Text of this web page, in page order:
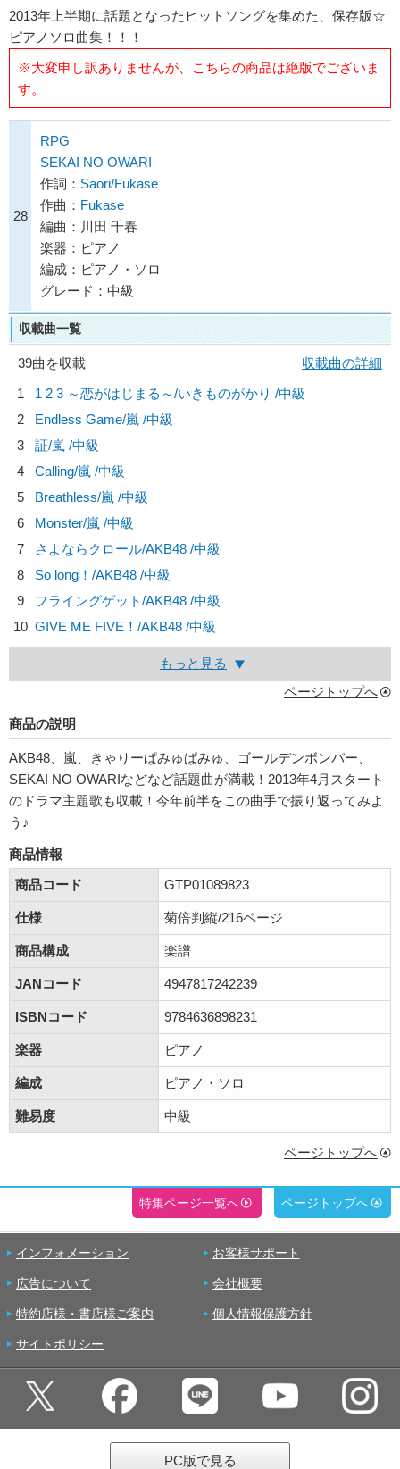
2013年上半期に話題となったヒットソングを集めた、保存版☆
ピアノソロ曲集！！！
※大変申し訳ありませんが、こちらの商品は絶版でございま
す。
28
RPG
SEKAI NO OWARI
作詞： Saori/Fukase
作曲： Fukase
編曲：川田 千春
楽器：ピアノ
編成：ピアノ・ソロ
グレード：中級
収載曲一覧
39曲を収載
収載曲の詳細
1
1 2 3 ～恋がはじまる～/いきものがかり /中級
2
Endless Game/嵐 /中級
3
証/嵐 /中級
4
Calling/嵐 /中級
5
Breathless/嵐 /中級
6
Monster/嵐 /中級
7
さよならクロール/AKB48 /中級
8
So long！/AKB48 /中級
9
フライングゲット/AKB48 /中級
10 GIVE ME FIVE！/AKB48 /中級
もっと見る
ページトップへ
商品の説明
AKB48、嵐、きゃりーぱみゅぱみゅ、ゴールデンボンバー、
SEKAI NO OWARIなどなど話題曲が満載！2013年4月スタート
のドラマ主題歌も収載！今年前半をこの曲手で振り返ってみよ
う♪
商品情報
商品コード
GTP01089823
仕様 菊倍判縦/216ページ
商品構成 楽譜
JANコード 4947817242239
ISBNコード 9784636898231
楽器 ピアノ
編成 ピアノ・ソロ
難易度 中級
ページトップへ
特集ページ一覧へ ページトップへ
インフォメーション お客様サポート
広告について 会社概要
特約店様・書店様ご案内 個人情報保護方針
サイトポリシー
PC版で見る